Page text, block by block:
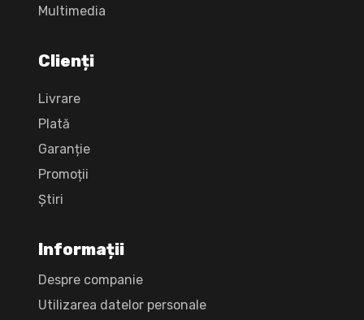
Multimedia
Clienți
Livrare
Plată
Garanție
Promoții
Știri
Informații
Despre companie
Utilizarea datelor personale